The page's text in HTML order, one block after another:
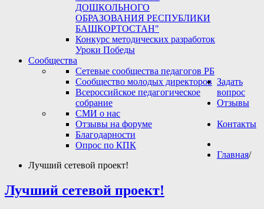
ДОШКОЛЬНОГО
ОБРАЗОВАНИЯ РЕСПУБЛИКИ
БАШКОРТОСТАН"
Конкурс методических разработок
Уроки Победы
Сообщества
Сетевые сообщества педагогов РБ
Сообщество молодых директоров
Всероссийское педагогическое
собрание
Задать
вопрос
Отзывы
СМИ о нас
Отзывы на форуме
Благодарности
Опрос по КПК
Контакты
Главная/
Лучший сетевой проект!
Лучший сетевой проект!